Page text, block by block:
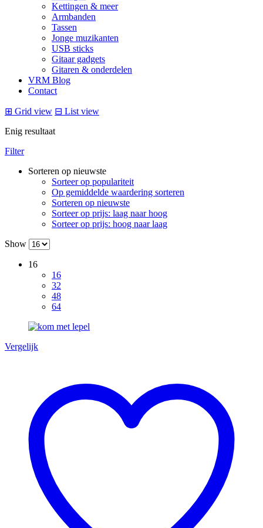
Kettingen & meer
Armbanden
Tassen
Jonge muzikanten
USB sticks
Gitaar gadgets
Gitaren & onderdelen
VRM Blog
Contact
⊞ Grid view ⊟ List view
Enig resultaat
Filter
Sorteren op nieuwste
Sorteer op populariteit
Op gemiddelde waardering sorteren
Sorteren op nieuwste
Sorteer op prijs: laag naar hoog
Sorteer op prijs: hoog naar laag
Show
16
16
32
48
64
Vergelijk